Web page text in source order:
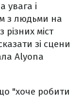
увага і
з людьми на
міст
зі сцени
Alyona
"хоче робити